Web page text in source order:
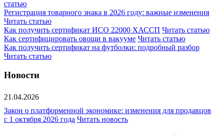
статью
Регистрация товарного знака в 2026 году: важные изменения
Читать статью
Как получить сертификат ИСО 22000 ХАССП Читать статью
Как сертифицировать овощи в вакууме Читать статью
Как получить сертификат на футболки: подробный разбор
Читать статью
Новости
21.04.2026
Закон о платформенной экономике: изменения для продавцов
с 1 октября 2026 года Читать новость